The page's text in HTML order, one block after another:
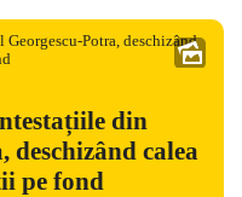
din
deschizând calea
pe fond